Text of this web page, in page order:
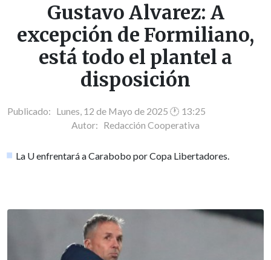
Gustavo Alvarez: A
excepción de Formiliano,
está todo el plantel a
disposición
Publicado: Lunes, 12 de Mayo de 2025 🕐 13:25
Autor: Redacción Cooperativa
La U enfrentará a Carabobo por Copa Libertadores.